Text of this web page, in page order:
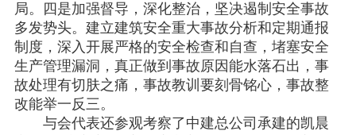
局。四是加强督导，深化整治，坚决遏制安全事故
多发势头。建立建筑安全重大事故分析和定期通报
制度，深入开展严格的安全检查和自查，堵塞安全
生产管理漏洞，真正做到事故原因能水落石出，事
故处理有切肤之痛，事故教训要刻骨铭心，事故整
改能举一反三。
与会代表还参观考察了中建总公司承建的凯晨